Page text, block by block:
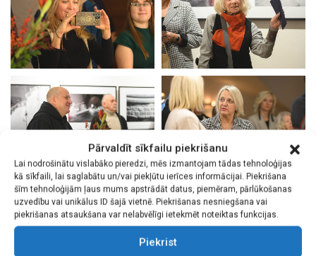
Pārvaldīt sīkfailu piekrišanu
Lai nodrošinātu vislabāko pieredzi, mēs izmantojam tādas tehnoloģijas
kā sīkfaili, lai saglabātu un/vai piekļūtu ierīces informācijai. Piekrišana
šīm tehnoloģijām ļaus mums apstrādāt datus, piemēram, pārlūkošanas
uzvedību vai unikālus ID šajā vietnē. Piekrišanas nesniegšana vai
piekrišanas atsaukšana var nelabvēlīgi ietekmēt noteiktas funkcijas.
Piekrist